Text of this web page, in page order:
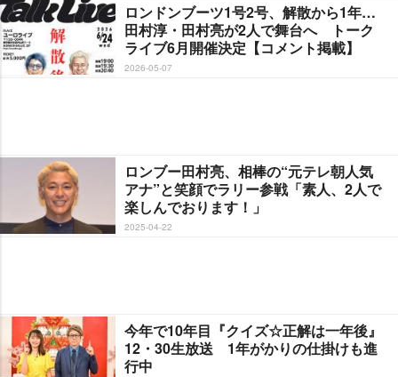
ロンドンブーツ1号2号、解散から1年…
田村淳・田村亮が2人で舞台へ トーク
ライブ6月開催決定【コメント掲載】
2026-05-07
ロンブー田村亮、相棒の“元テレ朝人気
アナ”と笑顔でラリー参戦「素人、2人で
楽しんでおります！」
2025-04-22
今年で10年目『クイズ☆正解は一年後』
12・30生放送 1年がかりの仕掛けも進
行中